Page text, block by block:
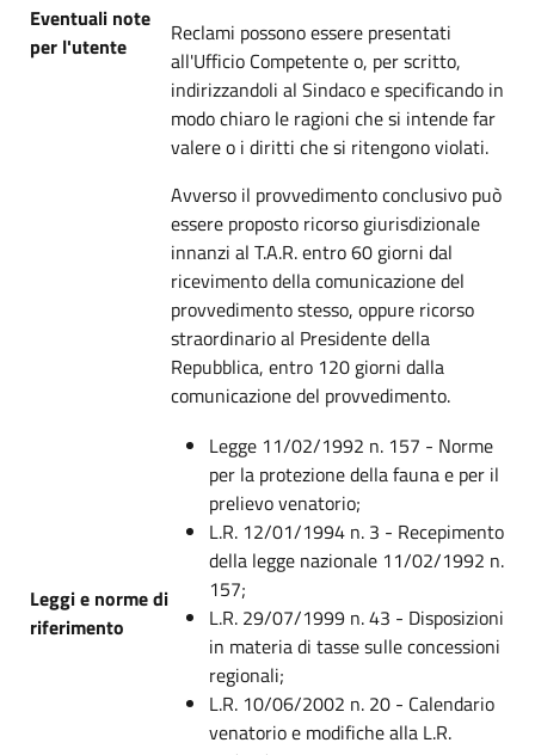
Eventuali note
per l'utente
Reclami possono essere presentati
all'Ufficio Competente o, per scritto,
indirizzandoli al Sindaco e specificando in
modo chiaro le ragioni che si intende far
valere o i diritti che si ritengono violati.
Avverso il provvedimento conclusivo può
essere proposto ricorso giurisdizionale
innanzi al T.A.R. entro 60 giorni dal
ricevimento della comunicazione del
provvedimento stesso, oppure ricorso
straordinario al Presidente della
Repubblica, entro 120 giorni dalla
comunicazione del provvedimento.
Leggi e norme di
riferimento
Legge 11/02/1992 n. 157 - Norme
per la protezione della fauna e per il
prelievo venatorio;
L.R. 12/01/1994 n. 3 - Recepimento
della legge nazionale 11/02/1992 n.
157;
L.R. 29/07/1999 n. 43 - Disposizioni
in materia di tasse sulle concessioni
regionali;
L.R. 10/06/2002 n. 20 - Calendario
venatorio e modifiche alla L.R.